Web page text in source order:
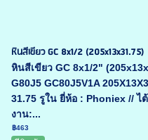
หินสีเขียว GC 8x1/2 (205x13x31.75)
หินสีเขียว GC 8x1/2"
G80J5 GC80J5V1A
31.75 รูใน ยี่ห้อ : Phoniex // ไ
งาน:...
฿463